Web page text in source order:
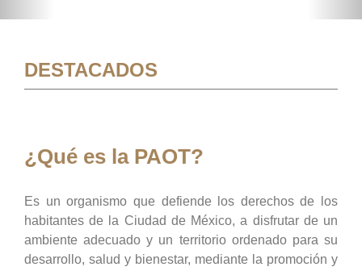
DESTACADOS
¿Qué es la PAOT?
Es un organismo que defiende los derechos de los
habitantes de la Ciudad de México, a disfrutar de un
ambiente adecuado y un territorio ordenado para su
desarrollo, salud y bienestar, mediante la promoción y